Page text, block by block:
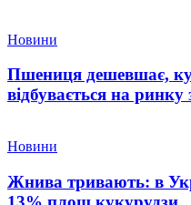
Новини
Пшениця дешевшає,
відбувається на ринку
Новини
Жнива тривають: в